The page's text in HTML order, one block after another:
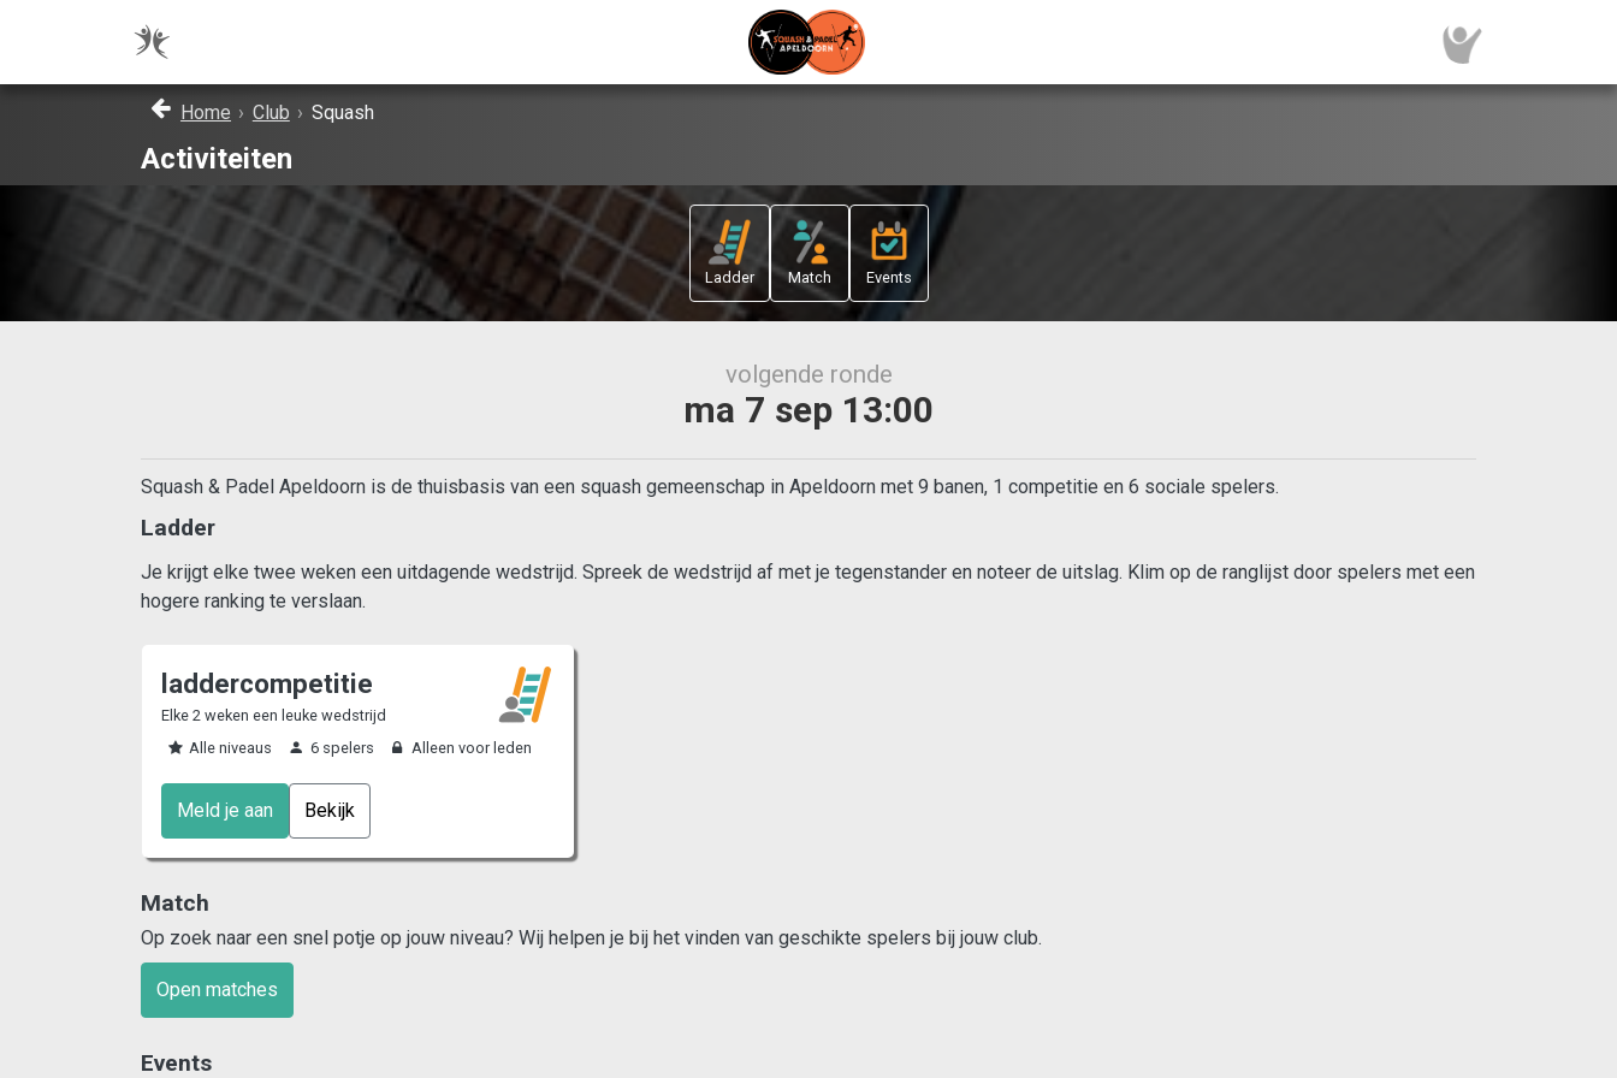
Home › Club › Squash
Activiteiten
Ladder Match Events
volgende ronde
ma 7 sep 13:00
Squash & Padel Apeldoorn is de thuisbasis van een squash gemeenschap in Apeldoorn met 9 banen, 1 competitie en 6 sociale spelers.
Ladder
Je krijgt elke twee weken een uitdagende wedstrijd. Spreek de wedstrijd af met je tegenstander en noteer de uitslag. Klim op de ranglijst door spelers met een
hogere ranking te verslaan.
laddercompetitie
Elke 2 weken een leuke wedstrijd
Alle niveaus
6 spelers Alleen voor leden
Meld je aan Bekijk
Match
Op zoek naar een snel potje op jouw niveau? Wij helpen je bij het vinden van geschikte spelers bij jouw club.
Open matches
Events